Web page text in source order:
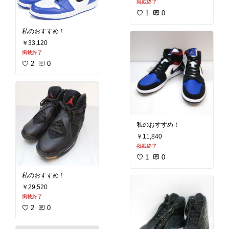
私のおすすめ！
￥33,120
掲載終了
2 0
私のおすすめ！
￥29,520
掲載終了
2 0
掲載終了
1 0
私のおすすめ！
￥11,840
掲載終了
1 0